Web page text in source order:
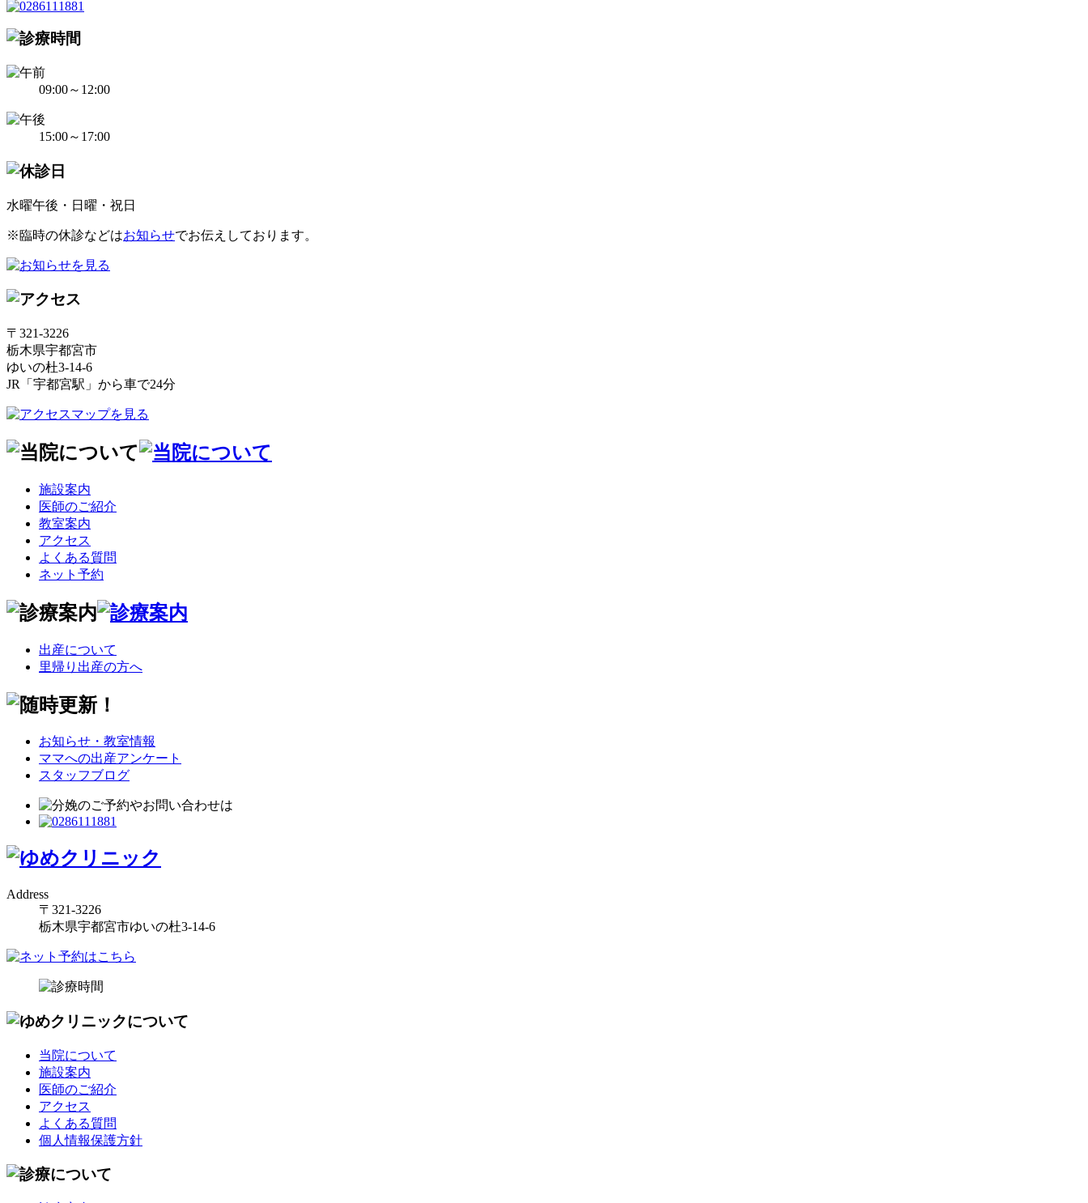
09:00～12:00
15:00～17:00
水曜午後・日曜・祝日
※臨時の休診などはお知らせでお伝えしております。
〒321-3226
栃木県宇都宮市
ゆいの杜3-14-6
JR「宇都宮駅」から車で24分
施設案内
医師のご紹介
教室案内
アクセス
よくある質問
ネット予約
出産について
里帰り出産の方へ
お知らせ・教室情報
ママへの出産アンケート
スタッフブログ
Address
〒321-3226
栃木県宇都宮市ゆいの杜3-14-6
当院について
施設案内
医師のご紹介
アクセス
よくある質問
個人情報保護方針